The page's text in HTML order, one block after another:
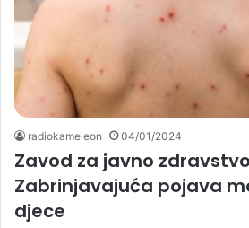
radiokameleon 04/01/2024
Zavod za javno
Zabrinjavajuća pojava
djece